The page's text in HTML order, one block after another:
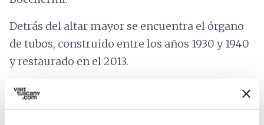
Detrás del altar mayor se encuentra el órgano
de tubos, construido entre los años 1930 y 1940
y restaurado en el 2013.
El complejo construido en torno a la iglesia es
un hito y un orgullo del territorio, que combina